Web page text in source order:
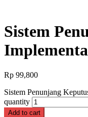
Sistem
Rp 99,800
Sistem Penunjang
quantity
Add to cart